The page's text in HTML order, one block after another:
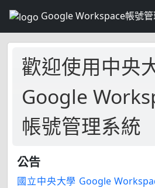
Google Workspace帳號
歡迎使用中央
Google
帳號管理系統
公告
國立中央大學 Google